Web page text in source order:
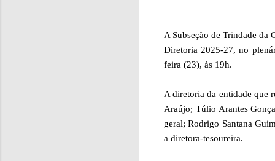
A Subseção de Trindade
Diretoria 2025-27, no
feira (23), às 19h.
A diretoria da entidade que
Araújo; Túlio Arantes
geral; Rodrigo Santana
a diretora-tesoureira.